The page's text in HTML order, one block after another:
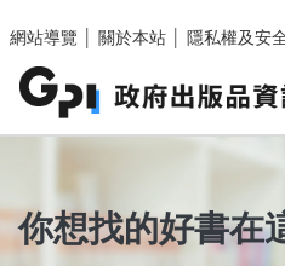
網站導覽
關於本站 隱私權及安
你想找的好書在